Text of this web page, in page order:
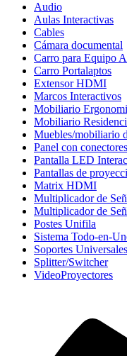
Audio
Aulas Interactivas
Cables
Cámara documental
Carro para Equipo
Carro Portalaptos
Extensor HDMI
Marcos Interactivos
Mobiliario
Mobiliario
Muebles/mobiliario
Panel con conectores
Pantalla LED
Pantallas de
Matrix HDMI
Multiplicador de
Multiplicador de
Postes Unifila
Sistema Todo-en-
Soportes Universales
Splitter/Switcher
VideoProyectores